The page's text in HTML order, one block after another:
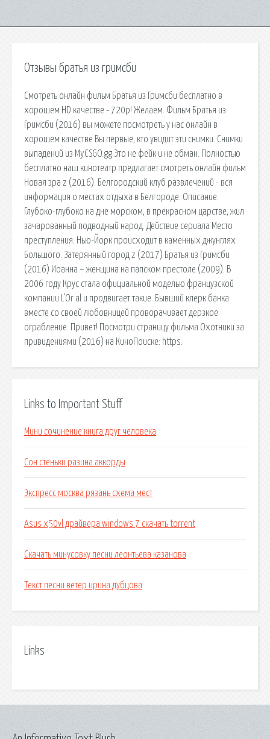
Отзывы братья из гримсби
Смотреть онлайн фильм Братья из Гримсби бесплатно в
хорошем HD качестве - 720p! Желаем. Фильм Братья из
Гримсби (2016) вы можете посмотреть у нас онлайн в
хорошем качестве Вы первые, кто увидит эти снимки. Снимки
выпадений из MyCSGO.gg Это не фейк и не обман. Полностью
бесплатно наш кинотеатр предлагает смотреть онлайн фильм
Новая эра z (2016). Белгородский клуб развлечений - вся
информация о местах отдыха в Белгороде. Описание.
Глубоко-глубоко на дне морском, в прекрасном царстве, жил
зачарованный подводный народ. Действие сериала Место
преступления: Нью-Йорк происходит в каменных джунглях
Большого. Затерянный город z (2017) Братья из Гримсби
(2016) Иоанна – женщина на папском престоле (2009). В
2006 году Крус стала официальной моделью французской
компании L’Or al и продвигает такие. Бывший клерк банка
вместе со своей любовницей проворачивает дерзкое
ограбление. Привет! Посмотри страницу фильма Охотники за
привидениями (2016) на КиноПоиске: https.
Links to Important Stuff
Мини сочинение книга друг человека
Сон стеньки разина аккорды
Экспресс москва рязань схема мест
Asus x50vl драйвера windows 7 скачать torrent
Скачать минусовку песни леонтьева казанова
Текст песни ветер ирина дубцова
Links